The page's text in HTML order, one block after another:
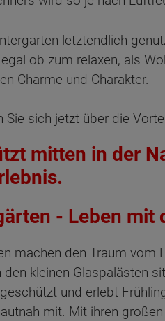
letztendlich
ob zum relaxen, als
Charme und Charakter.
Sie sich jetzt über die
mitten in der
- Leben mit
machen den Traum vom
kleinen Glaspalästen
und erlebt
mit. Mit ihren